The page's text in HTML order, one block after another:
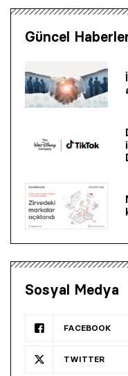
Güncel
Sosyal Medya
FACEBOOK
TWITTER